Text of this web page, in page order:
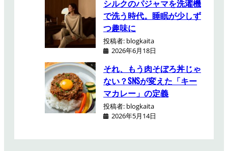
シルクのパジャマを洗濯機
で洗う時代。睡眠が少しず
つ趣味に
投稿者: blogkaita
2026年6月18日
それ、もう肉そぼろ丼じゃ
ない？SNSが変えた「キー
マカレー」の定義
投稿者: blogkaita
2026年5月14日